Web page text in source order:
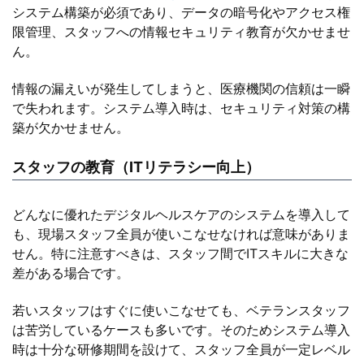
システム構築が必須であり、データの暗号化やアクセス権
限管理、スタッフへの情報セキュリティ教育が欠かせませ
ん。
情報の漏えいが発生してしまうと、医療機関の信頼は一瞬
で失われます。システム導入時は、セキュリティ対策の構
築が欠かせません。
スタッフの教育（ITリテラシー向上）
どんなに優れたデジタルヘルスケアのシステムを導入して
も、現場スタッフ全員が使いこなせなければ意味がありま
せん。特に注意すべきは、スタッフ間でITスキルに大きな
差がある場合です。
若いスタッフはすぐに使いこなせても、ベテランスタッフ
は苦労しているケースも多いです。そのためシステム導入
時は十分な研修期間を設けて、スタッフ全員が一定レベル